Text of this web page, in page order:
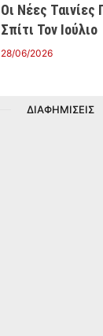
Οι Νέες
Σπίτι Τον Ιούλιο
28/06/2026
ΔΙΑΦΗΜΙΣΕΙΣ